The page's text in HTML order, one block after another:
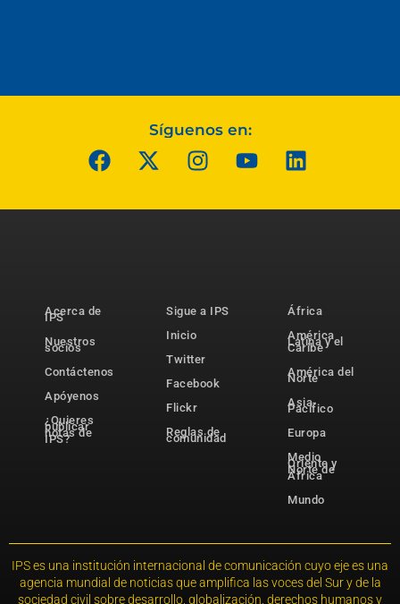
Síguenos en:
Acerca de
IPS
Nuestros
socios
Contáctenos
Apóyenos
¿Quieres
publicar
notas de
IPS?
Sigue a IPS
Inicio
Twitter
Facebook
Flickr
Reglas de
comunidad
África
América
Latina y el
Caribe
América del
Norte
Asia-
Pacífico
Europa
Medio
Oriente y
Norte de
África
Mundo
IPS es una institución internacional de comunicación cuyo eje es una
agencia mundial de noticias que amplifica las voces del Sur y de la
sociedad civil sobre desarrollo, globalización, derechos humanos y